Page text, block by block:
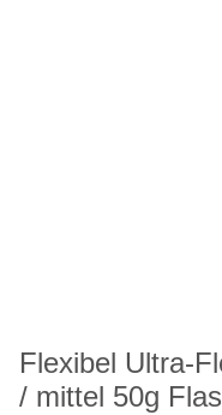
Flexibel Ultra-
/ mittel 50g